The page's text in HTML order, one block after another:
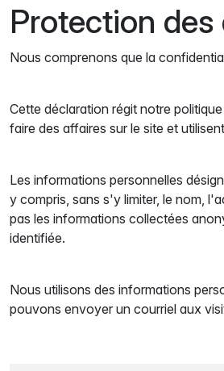
Protection des
Nous comprenons que la
Cette déclaration régit notre
faire des affaires sur le site et
Les informations personnelles
y compris, sans s'y limiter, le nom,
pas les informations collectées
identifiée.
Nous utilisons des informations
pouvons envoyer un courriel aux